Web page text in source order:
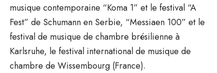
musique contemporaine “Koma 1” et le festival “A
Fest” de Schumann en Serbie, “Messiaen 100” et le
festival de musique de chambre brésilienne à
Karlsruhe, le festival international de musique de
chambre de Wissembourg (France).